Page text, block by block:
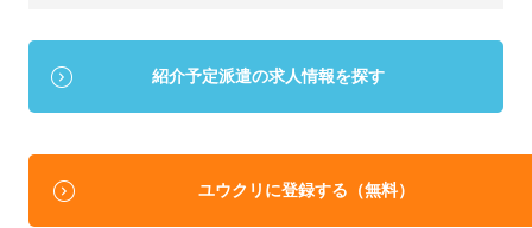
紹介予定派遣の求人情報を探す
ユウクリに登録する（無料）